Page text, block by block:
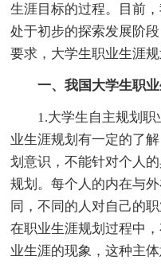
生涯目标的过程。目前
处于初步的探索发展阶
要求，大学生职业生涯
一、我国大学生职
1.大学生自主规划职
业生涯规划有一定的了
划意识，不能针对个人
规划。每个人的内在与
同，不同的人对自己的
在职业生涯规划过程中
业生涯的现象，这种主